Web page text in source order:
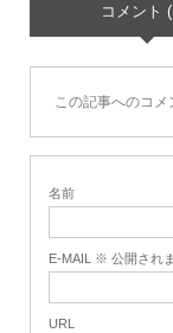
コメント
この記事へのコメ
名前
E-MAIL ※ 公開さ
URL